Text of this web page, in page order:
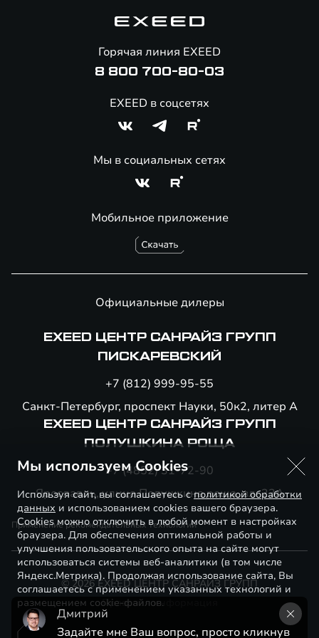
Помощь на дорогах
Мобильное приложение
Горячая линия EXEED
8 800 700-80-03
EXEED в соцсетях
Мы в социальных сетях
Официальные дилеры
EXEED ЦЕНТР САНРАЙЗ ГРУПП
ПИСКАРЕВСКИЙ
+7 (812) 999-95-55
Санкт-Петербург, проспект Науки, 50к2, литер А
EXEED ЦЕНТР САНРАЙЗ ГРУПП
ПОЛУШКИНА РОЩА
+7 (4852) 31-72-90
Ярославль, улица Полушкина роща, вл. 23А
Применение рекомендательных технологий
© 2026 EXEED ЦЕНТР САНРАЙЗ ГРУПП
Правовая информация
Мы используем Cookies
Используя сайт, вы соглашаетесь сполитикой обработки
данных и использованием cookies вашего браузера.
Cookies можно отключить в любой момент в настройках
браузера. Для обеспечения оптимальной работы и
улучшения пользовательского опыта на сайте могут
использоваться системы веб-аналитики (в том числе
Яндекс.Метрика). Продолжая использование сайта, Вы
соглашаетесь с применением указанных технологий и
размещением cookie-файлов.
Дмитрий
Задайте мне Ваш вопрос, просто кликнув